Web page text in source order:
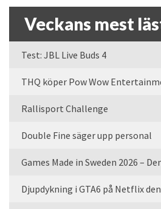
Veckans mest
Test: JBL Live Buds 4
THQ köper Pow Wow
Rallisport Challenge
Double Fine säger upp personal
Djupdykning i GTA6 på Netflix